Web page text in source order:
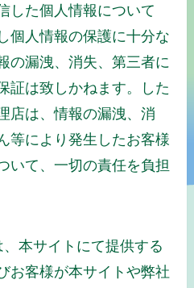
した個人情報について
個人情報の保護に十分な
の漏洩、消失、第三者に
証は致しかねます。した
店は、情報の漏洩、消
等により発生したお客様
いて、一切の責任を負担
本サイトにて提供する
お客様が本サイトや弊社